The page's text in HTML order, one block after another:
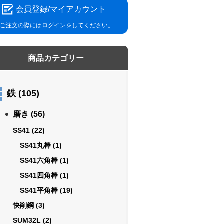
会員登録/マイアカウント
ご注文の際にはログインをしてください。
商品カテゴリー
鉄 (105)
磨き (56)
SS41 (22)
SS41丸棒 (1)
SS41六角棒 (1)
SS41四角棒 (1)
SS41平角棒 (19)
快削鋼 (3)
SUM32L (2)